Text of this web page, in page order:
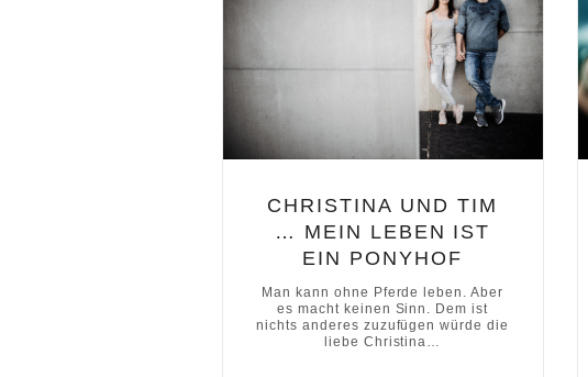
CHRISTINA UND TIM
… MEIN LEBEN IST
EIN PONYHOF
Man kann ohne Pferde leben. Aber
es macht keinen Sinn. Dem ist
nichts anderes zuzufügen würde die
liebe Christina…